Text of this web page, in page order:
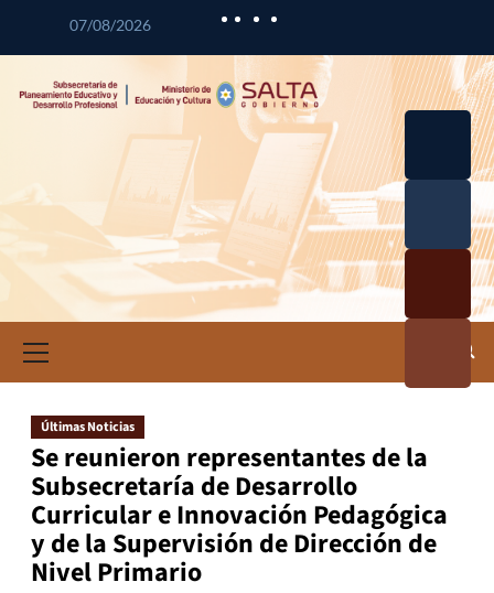
07/08/2026
Últimas Noticias
Se reunieron representantes de la
Subsecretaría de Desarrollo
Curricular e Innovación Pedagógica
y de la Supervisión de Dirección de
Nivel Primario
Curricul
Profesio
a
Investig
Educativ